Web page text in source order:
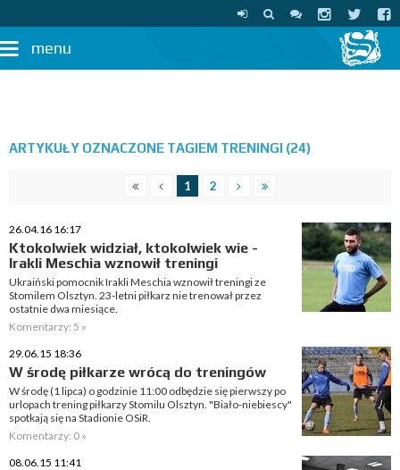
menu
ARTYKUŁY OZNACZONE TAGIEM TRENINGI (24)
1 2
26.04.16 16:17
Ktokolwiek widział, ktokolwiek wie -
Irakli Meschia wznowił treningi
Ukraiński pomocnik Irakli Meschia wznowił treningi ze
Stomilem Olsztyn. 23-letni piłkarz nie trenował przez
ostatnie dwa miesiące.
Komentarzy: 5 »
29.06.15 18:36
W środę piłkarze wrócą do treningów
W środę (1 lipca) o godzinie 11:00 odbędzie się pierwszy po
urlopach trening piłkarzy Stomilu Olsztyn. "Biało-niebiescy"
spotkają się na Stadionie OSiR.
Komentarzy: 0 »
08.06.15 11:41